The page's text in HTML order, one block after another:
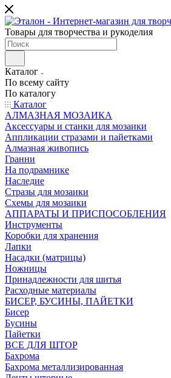
Товары для творчества и рукоделия
Каталог
По всему сайту
По каталогу
Каталог
АЛМАЗНАЯ МОЗАИКА
Аксессуары и станки для мозаики
Аппликации стразами и пайетками
Алмазная живопись
Гранни
На подрамнике
Наследие
Стразы для мозаики
Схемы для мозаики
АППАРАТЫ И ПРИСПОСОБЛЕНИЯ
Инструменты
Коробки для хранения
Лапки
Насадки (матрицы)
Ножницы
Принадлежности для шитья
Расходные материалы
БИСЕР, БУСИНЫ, ПАЙЕТКИ
Бисер
Бусины
Пайетки
ВСЕ ДЛЯ ШТОР
Бахрома
Бахрома металлизированная